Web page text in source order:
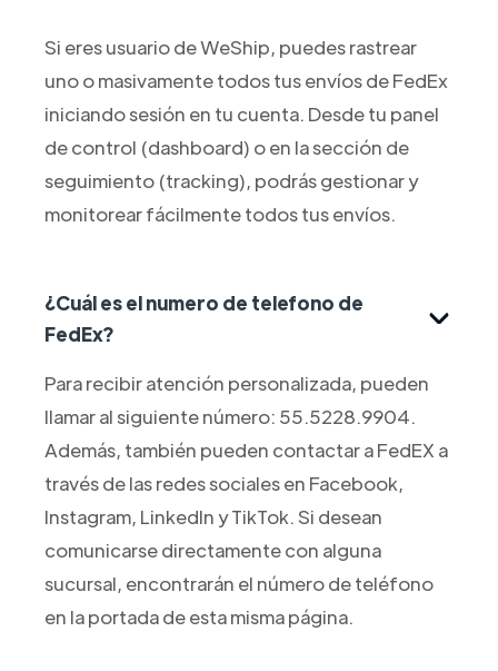
Si eres usuario de WeShip, puedes rastrear
uno o masivamente todos tus envíos de FedEx
iniciando sesión en tu cuenta. Desde tu panel
de control (dashboard) o en la sección de
seguimiento (tracking), podrás gestionar y
monitorear fácilmente todos tus envíos.
¿Cuál es el numero de telefono de
FedEx?
Para recibir atención personalizada, pueden
llamar al siguiente número: 55.5228.9904.
Además, también pueden contactar a FedEX a
través de las redes sociales en Facebook,
Instagram, LinkedIn y TikTok. Si desean
comunicarse directamente con alguna
sucursal, encontrarán el número de teléfono
en la portada de esta misma página.